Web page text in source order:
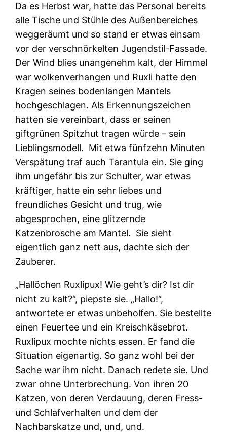
Da es Herbst war, hatte das Personal bereits
alle Tische und Stühle des Außenbereiches
weggeräumt und so stand er etwas einsam
vor der verschnörkelten Jugendstil-Fassade.
Der Wind blies unangenehm kalt, der Himmel
war wolkenverhangen und Ruxli hatte den
Kragen seines bodenlangen Mantels
hochgeschlagen. Als Erkennungszeichen
hatten sie vereinbart, dass er seinen
giftgrünen Spitzhut tragen würde – sein
Lieblingsmodell. Mit etwa fünfzehn Minuten
Verspätung traf auch Tarantula ein. Sie ging
ihm ungefähr bis zur Schulter, war etwas
kräftiger, hatte ein sehr liebes und
freundliches Gesicht und trug, wie
abgesprochen, eine glitzernde
Katzenbrosche am Mantel. Sie sieht
eigentlich ganz nett aus, dachte sich der
Zauberer.
„Hallöchen Ruxlipux! Wie geht’s dir? Ist dir
nicht zu kalt?“, piepste sie. „Hallo!“,
antwortete er etwas unbeholfen. Sie bestellte
einen Feuertee und ein Kreischkäsebrot.
Ruxlipux mochte nichts essen. Er fand die
Situation eigenartig. So ganz wohl bei der
Sache war ihm nicht. Danach redete sie. Und
zwar ohne Unterbrechung. Von ihren 20
Katzen, von deren Verdauung, deren Fress-
und Schlafverhalten und dem der
Nachbarskatze und, und, und.